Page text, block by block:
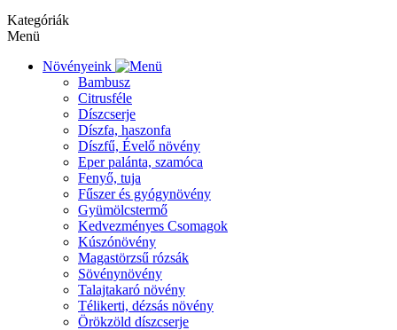
Kategóriák
Menü
Növényeink
Bambusz
Citrusféle
Díszcserje
Díszfa, haszonfa
Díszfű, Évelő növény
Eper palánta, szamóca
Fenyő, tuja
Fűszer és gyógynövény
Gyümölcstermő
Kedvezményes Csomagok
Kúszónövény
Magastörzsű rózsák
Sövénynövény
Talajtakaró növény
Télikerti, dézsás növény
Örökzöld díszcserje